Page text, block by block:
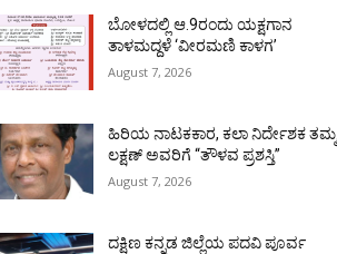
ಬೋಳದಲ್ಲಿ ಆ.9ರಂದು ಯಕ್ಷಗಾನ
ತಾಳಮದ್ದಳೆ ‘ವೀರಮಣಿ ಕಾಳಗ’
August 7, 2026
ಹಿರಿಯ ನಾಟಕಕಾರ, ಕಲಾ ನಿರ್ದೇಶಕ ತಮ್ಮ
ಲಕ್ಷಣ್ ಅವರಿಗೆ “ತೌಳವ ಪ್ರಶಸ್ತಿ”
August 7, 2026
ದಕ್ಷಿಣ ಕನ್ನಡ ಜಿಲ್ಲೆಯ ಪದವಿ ಪೂರ್ವ